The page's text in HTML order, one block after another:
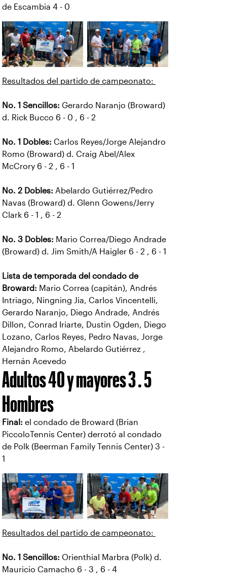
de Escambia 4 - 0
Resultados del partido de campeonato:
No. 1 Sencillos: Gerardo Naranjo (Broward)
d. Rick Bucco 6 - 0 , 6 - 2
No. 1 Dobles: Carlos Reyes/Jorge Alejandro
Romo (Broward) d. Craig Abel/Alex
McCrory 6 - 2 , 6 - 1
No. 2 Dobles: Abelardo Gutiérrez/Pedro
Navas (Broward) d. Glenn Gowens/Jerry
Clark 6 - 1 , 6 - 2
No. 3 Dobles: Mario Correa/Diego Andrade
(Broward) d. Jim Smith/A Haigler 6 - 2 , 6 - 1
Lista de temporada del condado de
Broward: Mario Correa (capitán), Andrés
Intriago, Ningning Jia, Carlos Vincentelli,
Gerardo Naranjo, Diego Andrade, Andrés
Dillon, Conrad Iriarte, Dustin Ogden, Diego
Lozano, Carlos Reyes, Pedro Navas, Jorge
Alejandro Romo, Abelardo Gutiérrez ,
Hernán Acevedo
Adultos 40 y mayores 3 . 5
Hombres
Final: el condado de Broward (Brian
PiccoloTennis Center) derrotó al condado
de Polk (Beerman Family Tennis Center) 3 -
1
Resultados del partido de campeonato:
No. 1 Sencillos: Orienthial Marbra (Polk) d.
Mauricio Camacho 6 - 3 , 6 - 4